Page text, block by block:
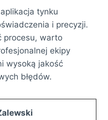
tynku
i precyzji.
procesu, warto
ekipy
wysoką jakość
błędów.